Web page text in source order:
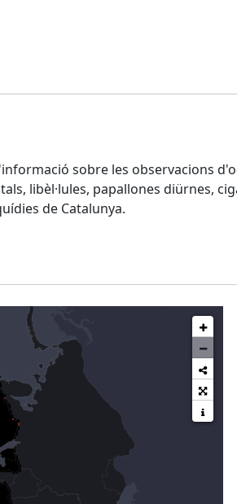
sobre les observacions
libèl·lules, papallones diürnes,
de Catalunya.